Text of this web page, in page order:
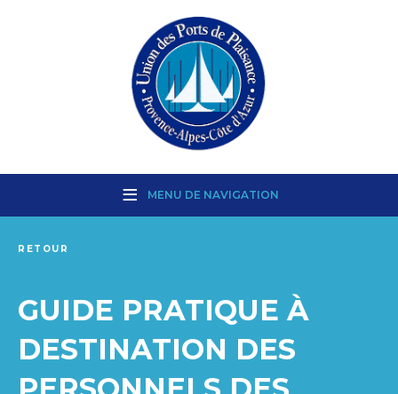
MENU DE NAVIGATION
RETOUR
GUIDE PRATIQUE À
DESTINATION DES